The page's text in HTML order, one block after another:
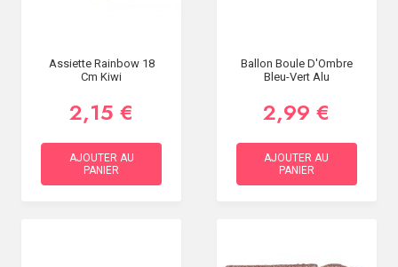
Assiette Rainbow 18
Cm Kiwi
2,15 €
AJOUTER AU
PANIER
Ballon Boule D'Ombre
Bleu-Vert Alu
2,99 €
AJOUTER AU
PANIER